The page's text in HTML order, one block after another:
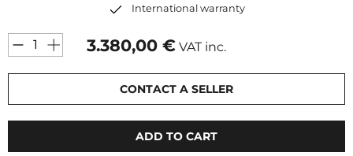
International warranty
3.380,00 € VAT inc.
CONTACT A SELLER
ADD TO CART